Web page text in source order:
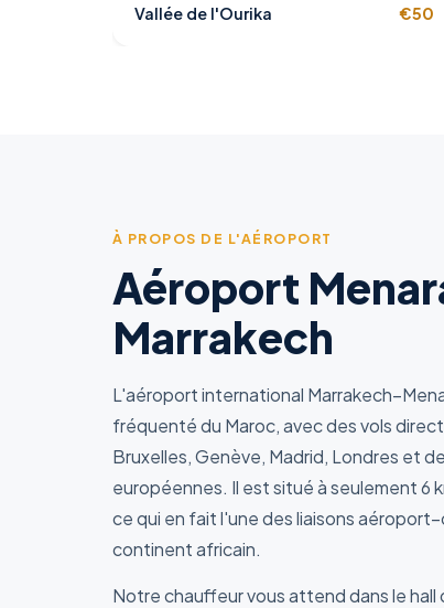
Vallée de l'Ourika €50
À PROPOS DE L'AÉROPORT
Aéroport
Marrakech
L'aéroport international
fréquenté du Maroc, avec des vols
Bruxelles, Genève, Madrid, Londres et
européennes. Il est situé à seulement 6
ce qui en fait l'une des liaisons
continent africain.
Notre chauffeur vous attend dans le hall